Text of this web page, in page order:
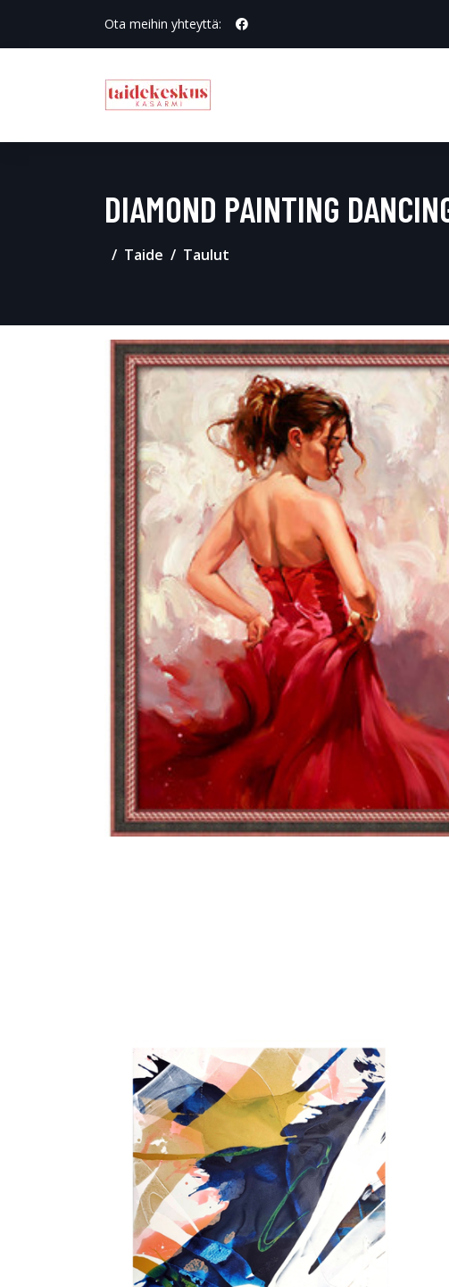
Ota meihin yhteyttä:
DIAMOND PAINTING
Taide Taulut